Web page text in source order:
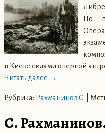
По
в Киеве силами оперной
Читать далее →
Рубрика: Рахманинов С.
С.